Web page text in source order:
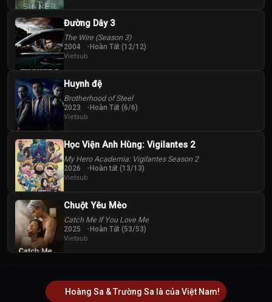
Đường Dây 3
The Wire (Season 3)
2004 Hoàn Tất (12/12)
Vietsub
Huynh đệ
Brotherhood of Steel
2023 Hoàn Tất (6/6)
Vietsub
Học Viện Anh Hùng: Vigilantes 2
My Hero Academia: Vigilantes Season 2
2026 Hoàn tất (13/13)
Vietsub
Chuột Yêu Mèo
Catch Me If You Love Me
2025 Hoàn Tất (53/53)
Vietsub
Hoàng Sa & Trường Sa là của Việt Nam!